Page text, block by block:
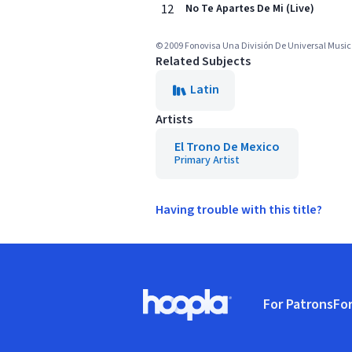
12 No Te Apartes De Mi (Live)
© 2009 Fonovisa Una División De Universal Music
Related Subjects
Latin
Artists
El Trono De Mexico
Primary Artist
Having trouble with this title?
Hoopla logo, Go to homepage
For Patrons